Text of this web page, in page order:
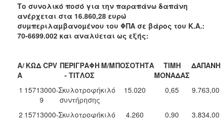
Το συνολικό ποσό για την παραπάνω δαπάνη
ανέρχεται στα 16.860,28 ευρώ
συµπεριλαµβανοµένου του ΦΠΑ σε βάρος του Κ.Α.:
70-6699.002 και αναλύεται ως εξής:
Α/
Α
ΚΩΔ CPV ΠΕΡΙΓΡΑΦΗ
- ΤΙΤΛΟΣ
Μ/ΜΠΟΣΟΤΗΤΑ
ΤΙΜΗ
ΜΟΝΑΔΑΣ
ΔΑΠΑΝΗ
1 15713000-
9
Σκυλοτροφή
συντήρησης
κιλό 15.020 0,65 9.763,00
2 15713000-Σκυλοτροφήκιλό 4.260 0,90 3.834,00